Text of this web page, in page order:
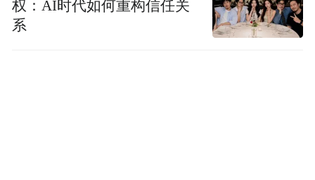
权：AI时代如何重构信任关
系